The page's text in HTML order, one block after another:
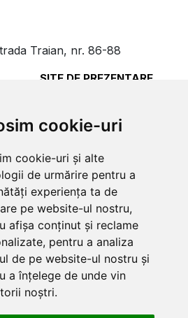
cookie-uri
cookie-uri și alte
de urmărire pentru a
experiența ta de
pe website-ul nostru,
afișa conținut și reclame
pentru a analiza
de pe website-ul nostru și
a înțelege de unde vin
noștri.
Traian, nr. 86-88
SITE DE PREZENTARE
promotii si oferte
ABONARE